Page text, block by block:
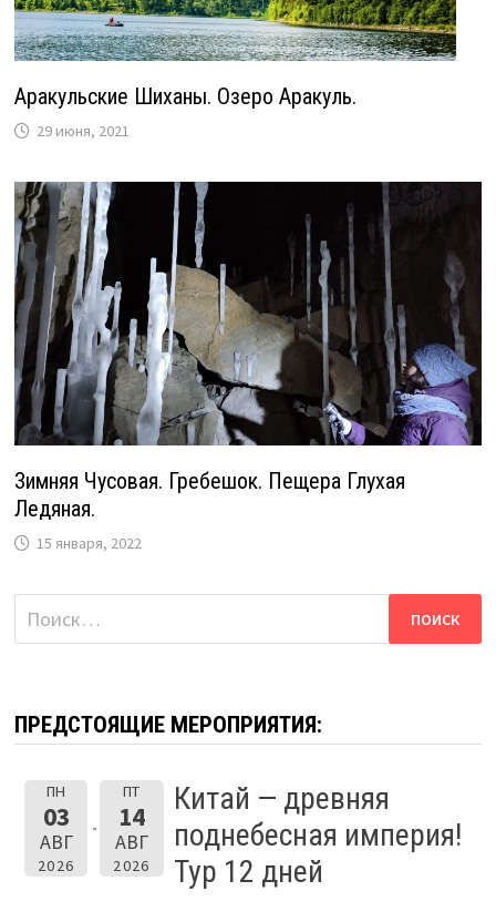
Аракульские Шиханы. Озеро Аракуль.
29 июня, 2021
Зимняя Чусовая. Гребешок. Пещера Глухая
Ледяная.
15 января, 2022
Найти:
ПРЕДСТОЯЩИЕ МЕРОПРИЯТИЯ:
ПН
03
АВГ
2026
ПТ
14
АВГ
2026
Китай — древняя
поднебесная империя!
Тур 12 дней